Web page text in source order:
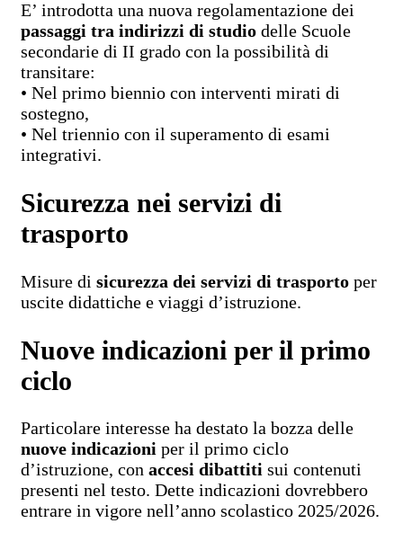
E’ introdotta una nuova regolamentazione dei
passaggi tra indirizzi di studio delle Scuole
secondarie di II grado con la possibilità di
transitare:
• Nel primo biennio con interventi mirati di
sostegno,
• Nel triennio con il superamento di esami
integrativi.
Sicurezza nei servizi di
trasporto
Misure di sicurezza dei servizi di trasporto per
uscite didattiche e viaggi d’istruzione.
Nuove indicazioni per il primo
ciclo
Particolare interesse ha destato la bozza delle
nuove indicazioni per il primo ciclo
d’istruzione, con accesi dibattiti sui contenuti
presenti nel testo. Dette indicazioni dovrebbero
entrare in vigore nell’anno scolastico 2025/2026.